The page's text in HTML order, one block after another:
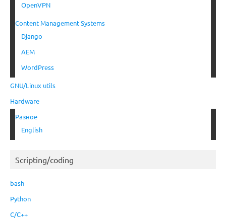
OpenVPN
Content Management Systems
Django
AEM
WordPress
GNU/Linux utils
Hardware
Разное
English
Scripting/coding
bash
Python
C/C++